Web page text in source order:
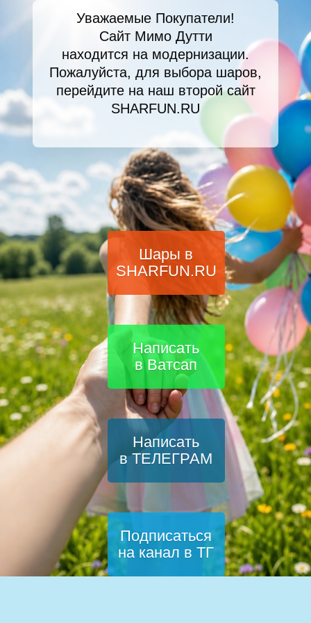
Уважаемые Покупатели!
Сайт Мимо Дутти
находится на модернизации.
Пожалуйста, для выбора шаров,
перейдите на наш второй сайт
SHARFUN.RU
Шары в
SHARFUN.RU
Написать
в Ватсап
Написать
в ТЕЛЕГРАМ
Подписаться
на канал в ТГ